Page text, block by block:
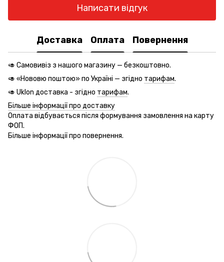
Написати відгук
Доставка Оплата Повернення
🥑 Самовивіз з нашого магазину — безкоштовно.
🥑 «Нововю поштою» по Україні — згідно тарифам.
🥑 Uklon доставка - згідно тарифам.
Більше інформації про доставку
Оплата відбувається після формування замовлення на карту
ФОП.
Більше інформації про повернення.